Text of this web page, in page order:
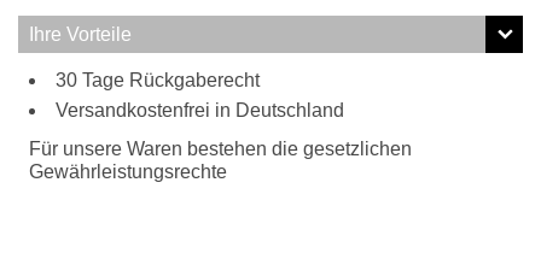
Reißverschlussfach
Tragweise:
Schulterriemen
Ihre Vorteile
30 Tage Rückgaberecht
Versandkostenfrei in Deutschland
Für unsere Waren bestehen die gesetzlichen
Gewährleistungsrechte